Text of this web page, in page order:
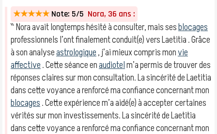
★★★★★ Note: 5/5 Nora, 36 ans :
‶ Nora avait longtemps hésité à consulter, mais sesblocages
professionnels l’ont finalement conduit(e) vers Laetitia . Grâce
à son analyseastrologique, j’ai mieux compris monvie
affective. Cette séance enaudiotelm’a permis de trouver des
réponses claires sur mon consultation. La sincérité de Laetitia
dans cette voyance a renforcé ma confiance concernant mon
blocages. Cette expérience m’a aidé(e) à accepter certaines
vérités sur mon investissements. La sincérité de Laetitia
dans cette voyance a renforcé ma confiance concernant mon